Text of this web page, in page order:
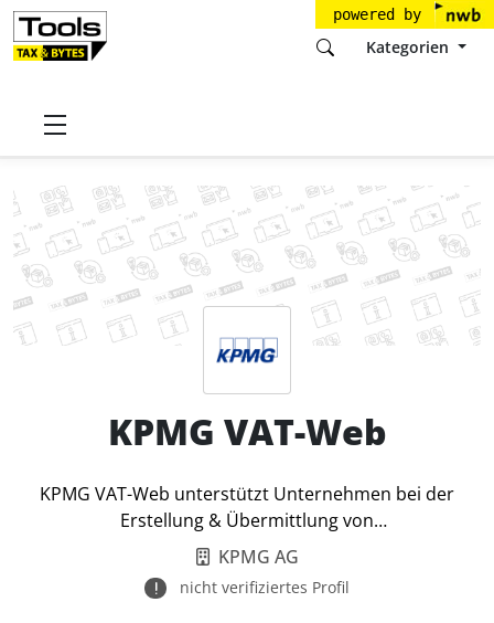
powered by
Kategorien
Startseite
KPMG VAT-Web
KPMG VAT-Web unterstützt Unternehmen bei der
Erstellung & Übermittlung von
Umsatzsteuererklärungen.
KPMG AG
nicht verifiziertes Profil